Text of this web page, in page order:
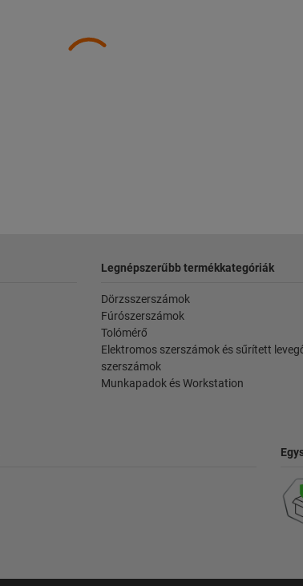
Legnépszerűbb termékkategóriák
Dörzsszerszámok
Fúrószerszámok
Tolómérő
Elektromos szerszámok és sűrített
szerszámok
Munkapadok és Workstation